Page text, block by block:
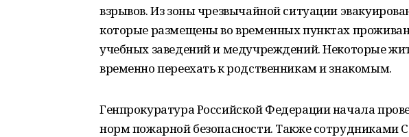
взрывов. Из зоны чрезвычайной ситуации
которые размещены во временных пунктах
учебных заведений и медучреждений. Некоторые
временно переехать к родственникам и знакомым.
Генпрокуратура Российской Федерации начала
норм пожарной безопасности. Также сотрудниками